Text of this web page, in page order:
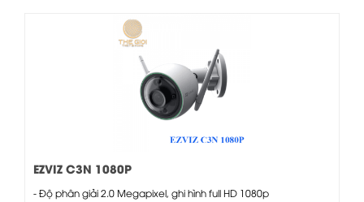
EZVIZ C3N 1080P
- Độ phân giải 2.0 Megapixel, ghi hình full HD 1080p